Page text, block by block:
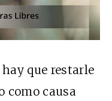
que restarle
como causa